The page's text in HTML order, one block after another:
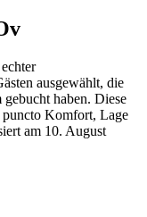
ausgewählt, die
haben. Diese
puncto Komfort, Lage
am 10. August